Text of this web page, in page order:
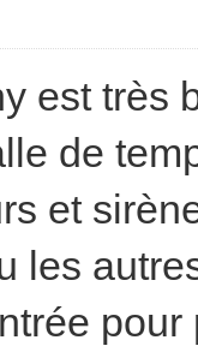
est très
de
et
les